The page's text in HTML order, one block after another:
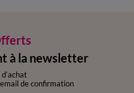
à la newsletter
de confirmation